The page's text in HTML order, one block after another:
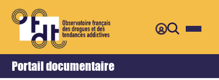
Portail documentaire
Accueil Retour